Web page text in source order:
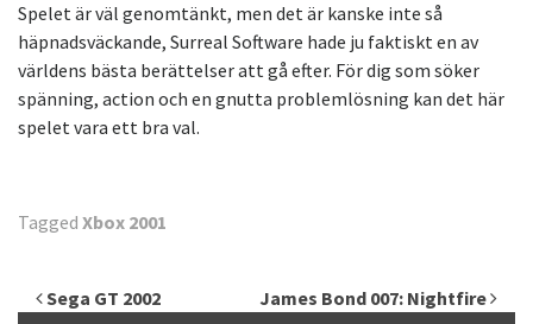
Spelet är väl genomtänkt, men det är kanske inte så
häpnadsväckande, Surreal Software hade ju faktiskt en av
världens bästa berättelser att gå efter. För dig som söker
spänning, action och en gnutta problemlösning kan det här
spelet vara ett bra val.
Tagged Xbox 2001
Inläggsnavigering
Sega GT 2002 James Bond 007: Nightfire